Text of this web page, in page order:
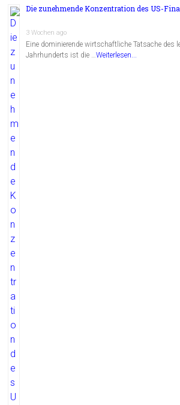
Die zunehmende Konzentration des US-
3 Wochen ago
Eine dominierende wirtschaftliche Tatsache des
Jahrhunderts ist die …Weiterlesen...